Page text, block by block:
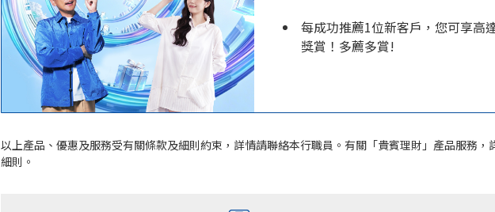
每成功推薦1位新客戶，您可享高
獎賞！多薦多賞!
以上產品、優惠及服務受有關條款及細則約束，詳情請聯絡本行職員。有關「貴賓理財」產品服務，
細則。